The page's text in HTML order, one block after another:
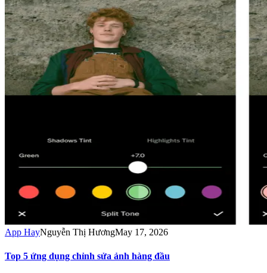
App HayNguyễn Thị HươngMay 17, 2026
Top 5 ứng dụng chỉnh sửa ảnh hàng đầu